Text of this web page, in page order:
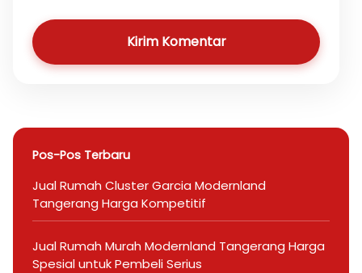
Kirim Komentar
Pos-Pos Terbaru
Jual Rumah Cluster Garcia Modernland
Tangerang Harga Kompetitif
Jual Rumah Murah Modernland Tangerang Harga
Spesial untuk Pembeli Serius